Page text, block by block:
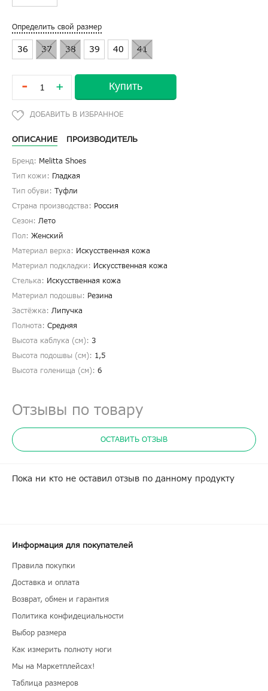
Определить свой размер
36 37 38 39 40 41
- + Купить
ОПИСАНИЕ ПРОИЗВОДИТЕЛЬ
Бренд: Melitta Shoes
Тип кожи: Гладкая
Тип обуви: Туфли
Страна производства: Россия
Сезон: Лето
Пол: Женский
Материал верха: Искусственная кожа
Материал подкладки: Искусственная кожа
Стелька: Искусственная кожа
Материал подошвы: Резина
Застёжка: Липучка
Полнота: Средняя
Высота каблука (см): 3
Высота подошвы (см): 1,5
Высота голенища (cм): 6
Отзывы по товару
ОСТАВИТЬ ОТЗЫВ
Пока ни кто не оставил отзыв по данному продукту
Информация для покупателей
Правила покупки
Доставка и оплата
Возврат, обмен и гарантия
Политика конфидециальности
Выбор размера
Как измерить полноту ноги
Мы на Маркетплейсах!
Таблица размеров